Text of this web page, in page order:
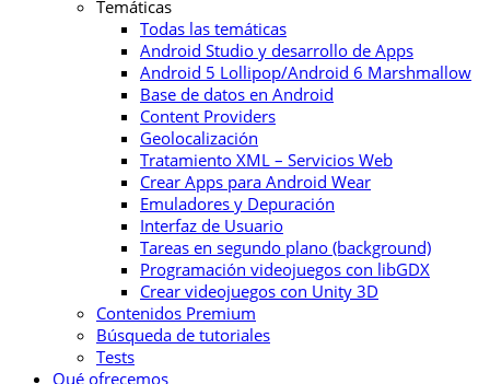
Temáticas
Todas las temáticas
Android Studio y desarrollo de Apps
Android 5 Lollipop/Android 6 Marshmallow
Base de datos en Android
Content Providers
Geolocalización
Tratamiento XML – Servicios Web
Crear Apps para Android Wear
Emuladores y Depuración
Interfaz de Usuario
Tareas en segundo plano (background)
Programación videojuegos con libGDX
Crear videojuegos con Unity 3D
Contenidos Premium
Búsqueda de tutoriales
Tests
Qué ofrecemos